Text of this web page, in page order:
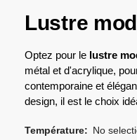
Lustre
Optez pour le lustre
métal et d'acrylique,
contemporaine et
design, il est le choix
Température: No